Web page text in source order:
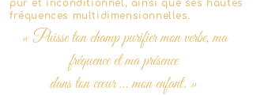
pur et inconditionnel, ainsi que ses hautes
fréquences multidimensionnelles.
« Puisse ton champ purifier mon verbe, ma
fréquence et ma présence
dans ton cœur … mon enfant. »